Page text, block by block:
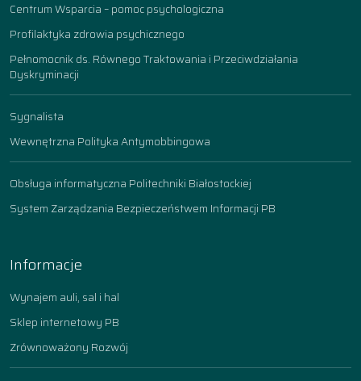
Centrum Wsparcia – pomoc psychologiczna
Profilaktyka zdrowia psychicznego
Pełnomocnik ds. Równego Traktowania i Przeciwdziałania
Dyskryminacji
Sygnalista
Wewnętrzna Polityka Antymobbingowa
Obsługa informatyczna Politechniki Białostockiej
System Zarządzania Bezpieczeństwem Informacji PB
Informacje
Wynajem auli, sal i hal
Sklep internetowy PB
Zrównoważony Rozwój